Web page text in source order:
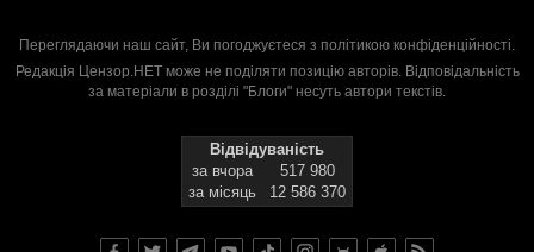
Переглядаючи наш сайт, Ви погоджуєтеся з політикою конфіденційності.
Редакція Цензор.НЕТ може не поділяти позицію авторів. Відповідальність
за матеріали в розділі "Блоги" несуть автори текстів.
Відвідуваність
за вчора
517 980
за місяць
12 586 370